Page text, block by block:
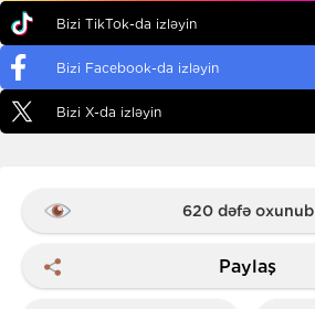
Bizi TikTok-da izləyin
Bizi Facebook-da izləyin
Bizi X-da izləyin
620 dəfə oxunub
Paylaş